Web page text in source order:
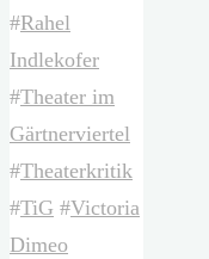
#Rahel
Indlekofer
#Theater im
Gärtnerviertel
#Theaterkritik
#TiG #Victoria
Dimeo